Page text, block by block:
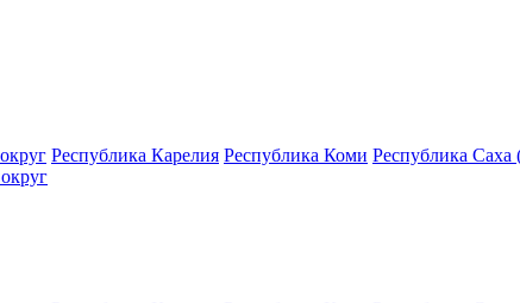
Республика Карелия Республика Коми Республика Саха